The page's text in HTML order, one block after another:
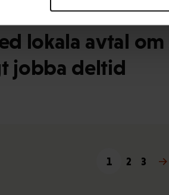
lokala avtal
jobba deltid
1 2 3